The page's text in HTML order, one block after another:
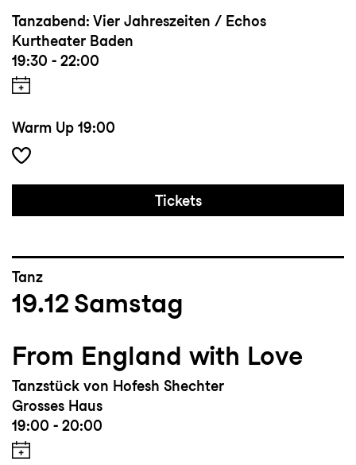
Tanzabend: Vier Jahreszeiten / Echos
Kurtheater Baden
19:30 - 22:00
Warm Up 19:00
Tickets
Tanz
19.12 Samstag
From England with Love
Tanzstück von Hofesh Shechter
Grosses Haus
19:00 - 20:00